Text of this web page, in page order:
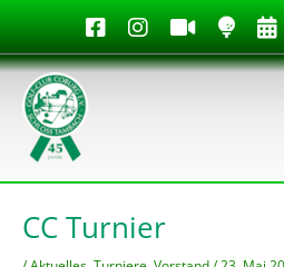
Zum
Inhalt
springen
CC Turnier